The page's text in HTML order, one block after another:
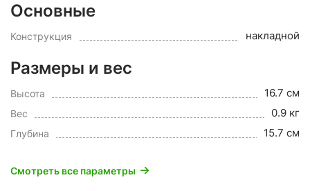
Основные
Конструкция накладной
Размеры и вес
Высота 16.7 см
Вес 0.9 кг
Глубина 15.7 см
Смотреть все параметры